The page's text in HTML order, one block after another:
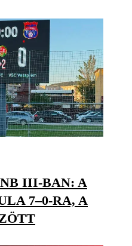
III-BAN: A
7–0-RA, A